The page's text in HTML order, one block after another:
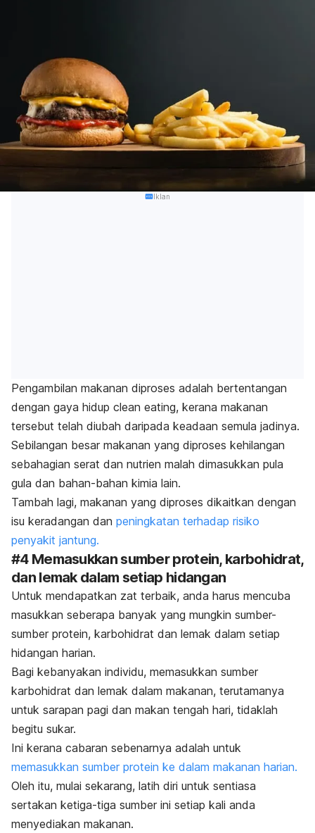
Iklan
Pengambilan makanan diproses adalah bertentangan
dengan gaya hidup clean eating, kerana makanan
tersebut telah diubah daripada keadaan semula jadinya.
Sebilangan besar makanan yang diproses kehilangan
sebahagian serat dan nutrien malah dimasukkan pula
gula dan bahan-bahan kimia lain.
Tambah lagi, makanan yang diproses dikaitkan dengan
isu keradangan dan peningkatan terhadap risiko
penyakit jantung.
#4 Memasukkan sumber protein, karbohidrat,
dan lemak dalam setiap hidangan
Untuk mendapatkan zat terbaik, anda harus mencuba
masukkan seberapa banyak yang mungkin sumber-
sumber protein, karbohidrat dan lemak dalam setiap
hidangan harian.
Bagi kebanyakan individu, memasukkan sumber
karbohidrat dan lemak dalam makanan, terutamanya
untuk sarapan pagi dan makan tengah hari, tidaklah
begitu sukar.
Ini kerana cabaran sebenarnya adalah untuk
memasukkan sumber protein ke dalam makanan harian.
Oleh itu, mulai sekarang, latih diri untuk sentiasa
sertakan ketiga-tiga sumber ini setiap kali anda
menyediakan makanan.